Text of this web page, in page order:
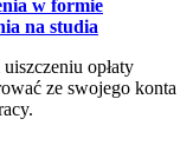
w formie
na studia
opłaty
ze swojego konta